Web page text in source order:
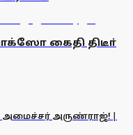
கைதி திடீா்
அமைச்சர் அருண்ராஜ்! |